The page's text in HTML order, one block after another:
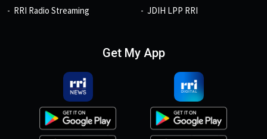
RRI Radio Streaming
JDIH LPP RRI
Get My App